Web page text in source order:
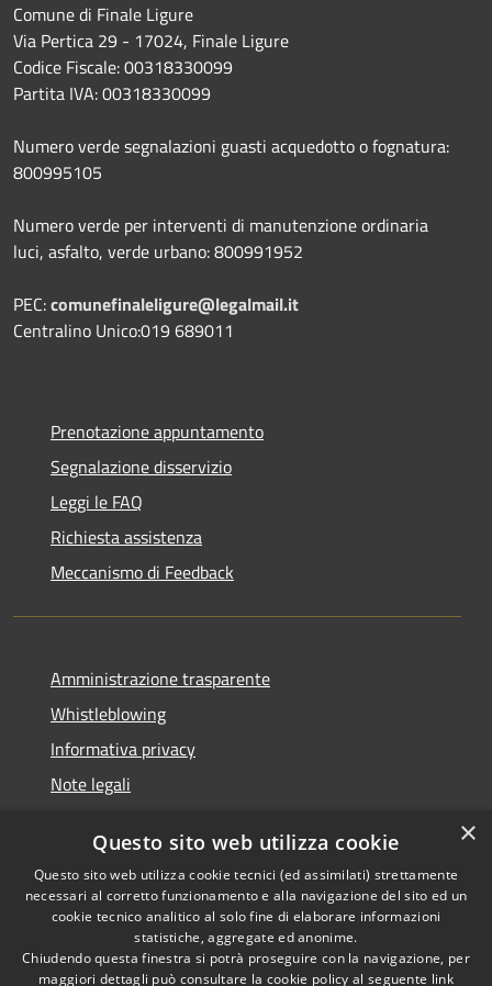
Comune di Finale Ligure
Via Pertica 29 - 17024, Finale Ligure
Codice Fiscale: 00318330099
Partita IVA: 00318330099
Numero verde segnalazioni guasti acquedotto o fognatura:
800995105
Numero verde per interventi di manutenzione ordinaria
luci, asfalto, verde urbano: 800991952
PEC:comunefinaleligure@legalmail.it
Centralino Unico:019 689011
Prenotazione appuntamento
Segnalazione disservizio
Leggi le FAQ
Richiesta assistenza
Meccanismo di Feedback
Amministrazione trasparente
Whistleblowing
Informativa privacy
Note legali
Segnalazioni di inaccessibilità
RSS
Copyright © 2026 • Comune di
×
Questo sito web utilizza cookie
Questo sito web utilizza cookie tecnici (ed assimilati) strettamente
necessari al corretto funzionamento e alla navigazione del sito ed un
cookie tecnico analitico al solo fine di elaborare informazioni
statistiche, aggregate ed anonime.
Chiudendo questa finestra si potrà proseguire con la navigazione, per
maggiori dettagli può consultare la cookie policy al seguente link